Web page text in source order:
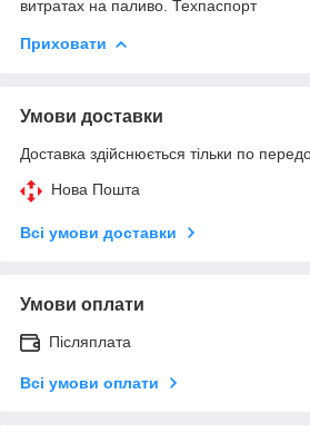
витратах на паливо. Техпаспорт
Приховати
Умови доставки
Доставка здійснюється тільки по
Нова Пошта
Всі умови доставки
Умови оплати
Післяплата
Всі умови оплати